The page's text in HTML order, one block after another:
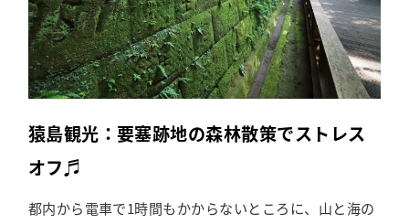
猿島観光：要塞跡地の森林散策でストレス
オフ♬
都内から電車で1時間もかからないところに、山と海の